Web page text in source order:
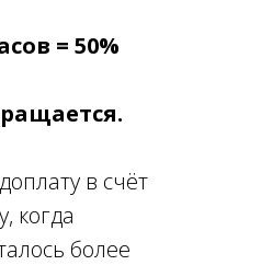
= 50%
в счёт
когда
более